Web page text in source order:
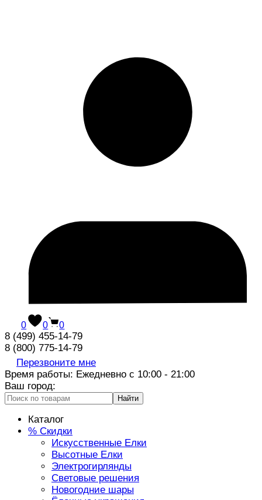
0 0 0
8 (499) 455-14-79
8 (800) 775-14-79
Перезвоните мне
Время работы: Ежедневно с 10:00 - 21:00
Ваш город:
Найти
Каталог
% Скидки
Искусственные Елки
Высотные Елки
Электрогирлянды
Световые решения
Новогодние шары